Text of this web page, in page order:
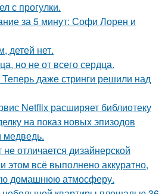
с прогулки.
за 5 минут: Софи Лорен и
детей нет.
но не от всего сердца.
даже стринги решили над
Netflix расширяет библиотеку
на показ новых эпизодов
медведь.
отличается дизайнерской
этом всё выполнено аккуратно,
домашнюю атмосферу.